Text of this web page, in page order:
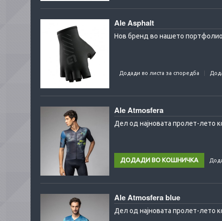
Додади во листа за споредба
Ale Asphalt
Нов бренд во нашето портфолио
Ale Atmosfera
Дел од најновата пролет-лето
Ale Atmosfera blue
Дел од најновата пролет-лето